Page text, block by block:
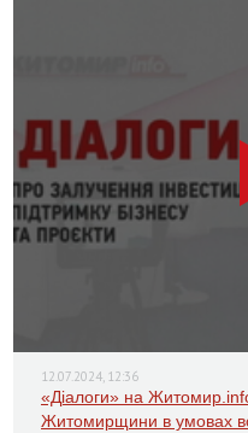
12.07.2024, 12:36
«Діалоги» на
Житомирщини в умовах